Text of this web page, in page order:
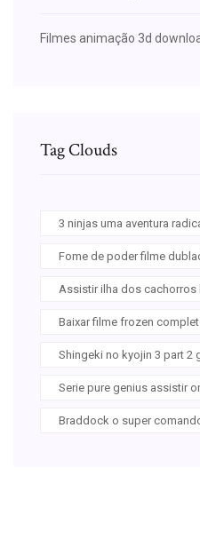
Filmes animação 3d
Tag Clouds
3 ninjas uma aventura
Fome de poder filme
Assistir ilha dos cachorros
Baixar filme frozen
Shingeki no kyojin 3 part 2
Serie pure genius assistir
Braddock o super